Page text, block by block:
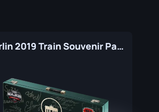
Berlin 2019 Train Souvenir Package